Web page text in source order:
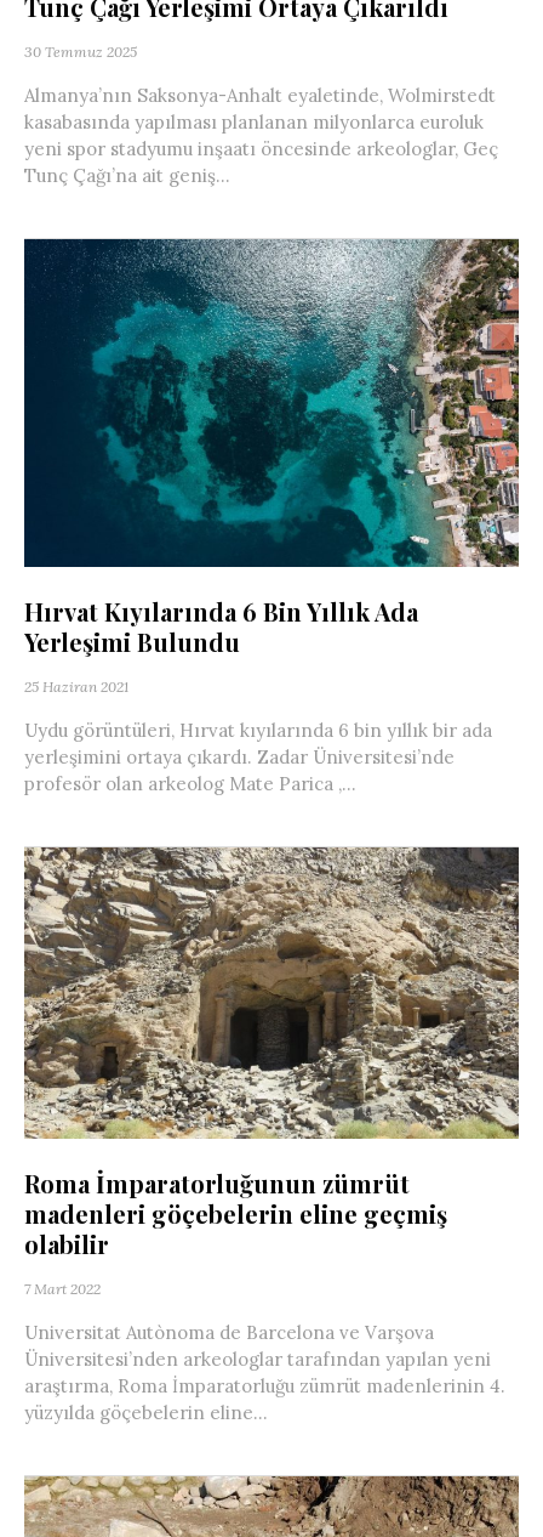
30 Temmuz 2025
Almanya’nın Saksonya-Anhalt eyaletinde, Wolmirstedt
kasabasında yapılması planlanan milyonlarca euroluk
yeni spor stadyumu inşaatı öncesinde arkeologlar, Geç
Tunç Çağı’na ait geniş...
Hırvat Kıyılarında 6 Bin Yıllık Ada
Yerleşimi Bulundu
25 Haziran 2021
Uydu görüntüleri, Hırvat kıyılarında 6 bin yıllık bir ada
yerleşimini ortaya çıkardı. Zadar Üniversitesi’nde
profesör olan arkeolog Mate Parica ,...
Roma İmparatorluğunun zümrüt
madenleri göçebelerin eline geçmiş
olabilir
7 Mart 2022
Universitat Autònoma de Barcelona ve Varşova
Üniversitesi’nden arkeologlar tarafından yapılan yeni
araştırma, Roma İmparatorluğu zümrüt madenlerinin 4.
yüzyılda göçebelerin eline...